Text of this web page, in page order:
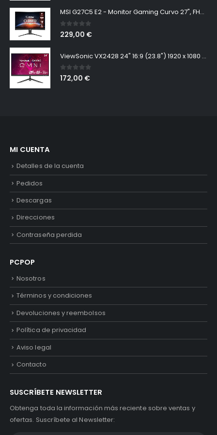
MSI G27C5 E2 - Monitor Gaming Curvo 27", FHD, 170 Hz (1920x1080, VA, Curvatura 1500R, 16:9, Frameless, 250 nits, Anti-Flicker)
0out of 5
229,00 €
ViewSonic VX2428 24" 16:9 (23.8") 1920 x 1080 SuperClear® IPS, 165hz, 1ms MPRT, Freesync Premium, 2 HDMI, DisplayPort, Speakers
0out of 5
172,00 €
MI CUENTA
Detalles de la cuenta
Pedidos
Descargas
Direcciones
Contraseña perdida
PCPOP
Nosotros
Términos y condiciones
Devoluciones y reembolsos
Política de privacidad
Aviso legal
Contacto
SUSCRÍBETE NEWSLETTER
Obtenga toda la información más reciente sobre ventas y
ofertas. Suscríbete al Newsletter: